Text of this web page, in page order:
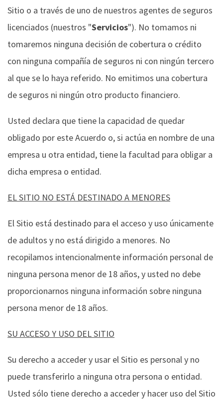
Sitio o a través de uno de nuestros agentes de seguros
licenciados (nuestros "Servicios"). No tomamos ni
tomaremos ninguna decisión de cobertura o crédito
con ninguna compañía de seguros ni con ningún tercero
al que se lo haya referido. No emitimos una cobertura
de seguros ni ningún otro producto financiero.
Usted declara que tiene la capacidad de quedar
obligado por este Acuerdo o, si actúa en nombre de una
empresa u otra entidad, tiene la facultad para obligar a
dicha empresa o entidad.
EL SITIO NO ESTÁ DESTINADO A MENORES
El Sitio está destinado para el acceso y uso únicamente
de adultos y no está dirigido a menores. No
recopilamos intencionalmente información personal de
ninguna persona menor de 18 años, y usted no debe
proporcionarnos ninguna información sobre ninguna
persona menor de 18 años.
SU ACCESO Y USO DEL SITIO
Su derecho a acceder y usar el Sitio es personal y no
puede transferirlo a ninguna otra persona o entidad.
Usted sólo tiene derecho a acceder y hacer uso del Sitio